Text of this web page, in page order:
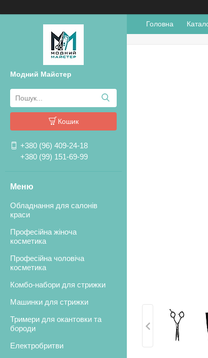
Модний Майстер
Кошик
+380 (96) 409-24-18
+380 (99) 151-69-99
Обладнання для салонів
краси
Професійна жіноча
косметика
Професійна чоловіча
косметика
Комбо-набори для стрижки
Машинки для стрижки
Тримери для окантовки та
бороди
Електробритви
Головна